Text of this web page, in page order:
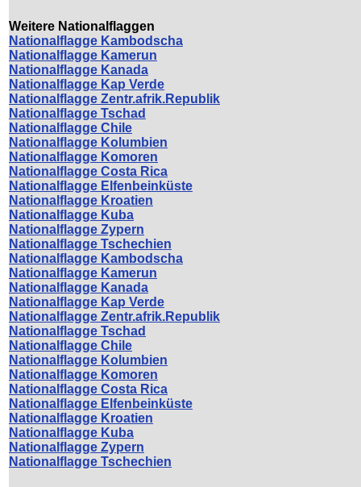
Weitere Nationalflaggen
Nationalflagge Kambodscha
Nationalflagge Kamerun
Nationalflagge Kanada
Nationalflagge Kap Verde
Nationalflagge Zentr.afrik.Republik
Nationalflagge Tschad
Nationalflagge Chile
Nationalflagge Kolumbien
Nationalflagge Komoren
Nationalflagge Costa Rica
Nationalflagge Elfenbeinküste
Nationalflagge Kroatien
Nationalflagge Kuba
Nationalflagge Zypern
Nationalflagge Tschechien
Nationalflagge Kambodscha
Nationalflagge Kamerun
Nationalflagge Kanada
Nationalflagge Kap Verde
Nationalflagge Zentr.afrik.Republik
Nationalflagge Tschad
Nationalflagge Chile
Nationalflagge Kolumbien
Nationalflagge Komoren
Nationalflagge Costa Rica
Nationalflagge Elfenbeinküste
Nationalflagge Kroatien
Nationalflagge Kuba
Nationalflagge Zypern
Nationalflagge Tschechien